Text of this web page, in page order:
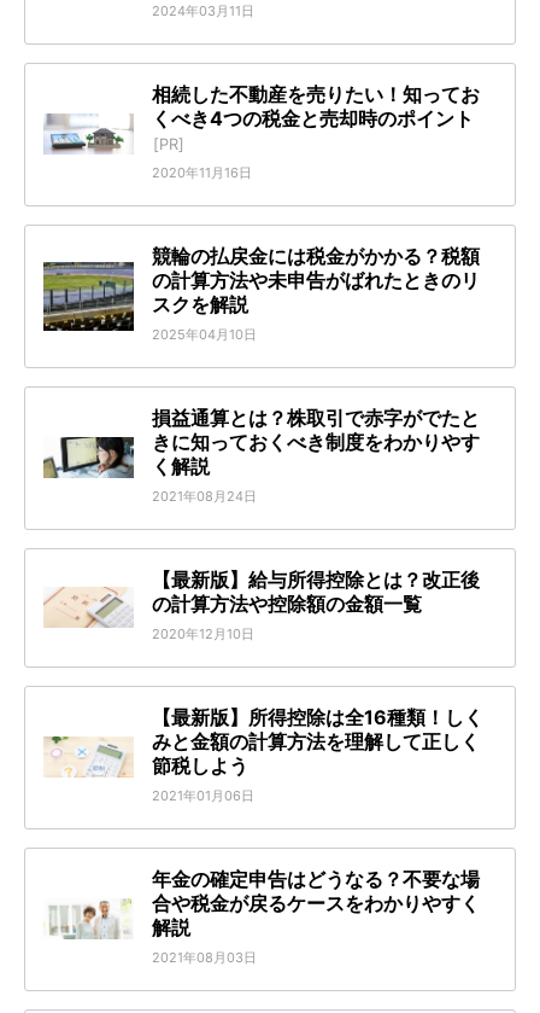
2024年03月11日
相続した不動産を売りたい！知ってお
くべき4つの税金と売却時のポイント
[PR]
2020年11月16日
競輪の払戻金には税金がかかる？税額
の計算方法や未申告がばれたときのリ
スクを解説
2025年04月10日
損益通算とは？株取引で赤字がでたと
きに知っておくべき制度をわかりやす
く解説
2021年08月24日
【最新版】給与所得控除とは？改正後
の計算方法や控除額の金額一覧
2020年12月10日
【最新版】所得控除は全16種類！しく
みと金額の計算方法を理解して正しく
節税しよう
2021年01月06日
年金の確定申告はどうなる？不要な場
合や税金が戻るケースをわかりやすく
解説
2021年08月03日